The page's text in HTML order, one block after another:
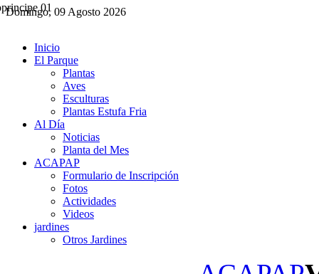
Domingo, 09 Agosto 2026
Inicio
El Parque
Plantas
Aves
Esculturas
Plantas Estufa Fria
Al Día
Noticias
Planta del Mes
ACAPAP
Formulario de Inscripción
Fotos
Actividades
Videos
jardines
Otros Jardines